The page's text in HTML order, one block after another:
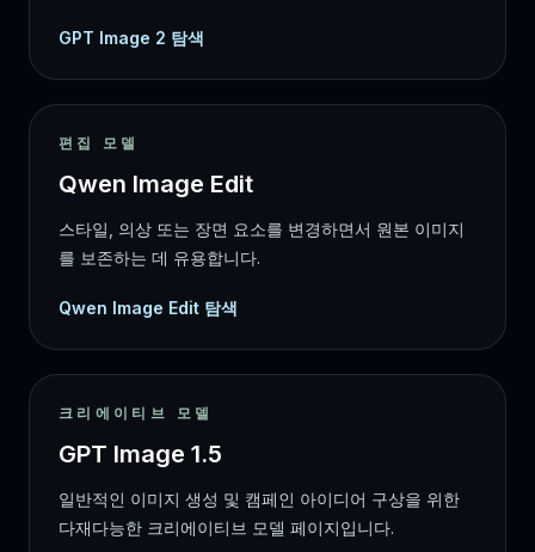
GPT Image 2 탐색
편집 모델
Qwen Image Edit
스타일, 의상 또는 장면 요소를 변경하면서 원본 이미지
를 보존하는 데 유용합니다.
Qwen Image Edit 탐색
크리에이티브 모델
GPT Image 1.5
일반적인 이미지 생성 및 캠페인 아이디어 구상을 위한
다재다능한 크리에이티브 모델 페이지입니다.